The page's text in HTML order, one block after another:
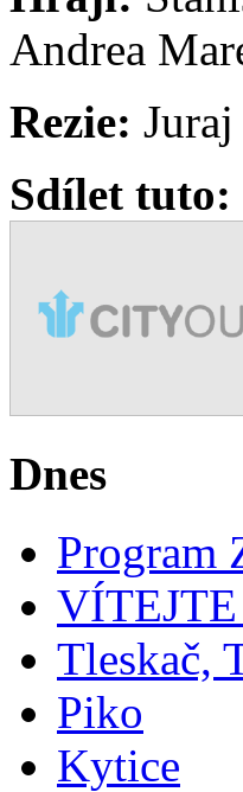
Andrea
Rezie:
Sdílet tuto:
Dnes
Program
Tleskač,
Piko
Kytice